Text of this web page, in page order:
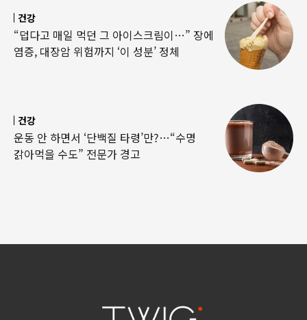
건강
“덥다고 매일 먹던 그 아이스크림이…” 장에
염증, 대장암 위험까지 ‘이 성분’ 정체
건강
운동 안 하면서 ‘단백질 타령’만?…“수명
갉아먹을 수도” 전문가 경고